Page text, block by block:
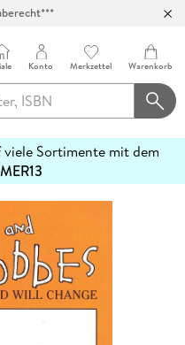
Konto Merkzettel Warenkorb
Sortimente mit dem